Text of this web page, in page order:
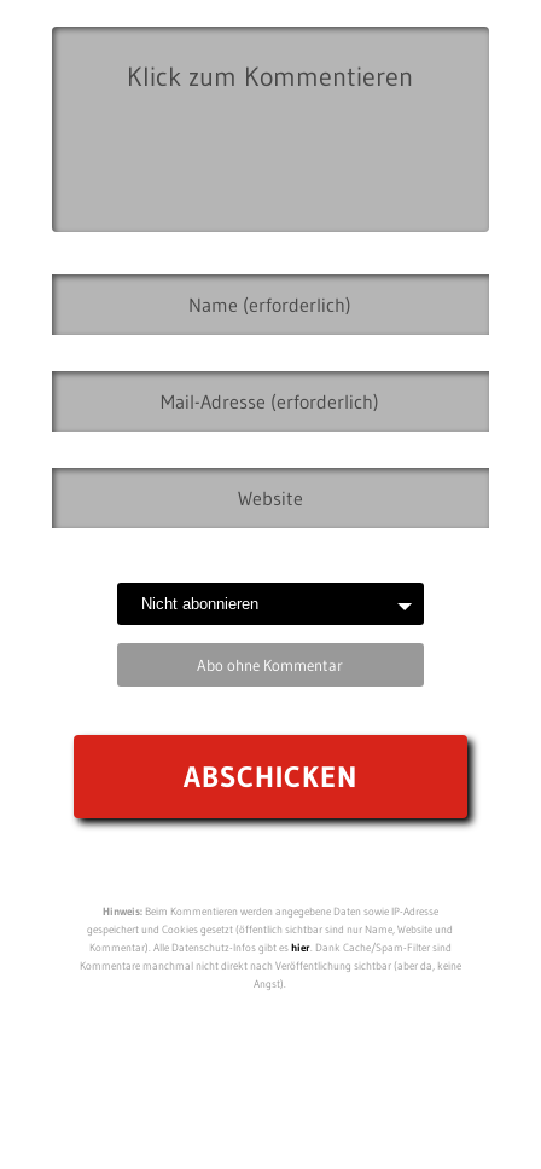
Abo ohne Kommentar
Hinweis:Beim Kommentieren werden angegebene Daten sowie IP-Adresse
gespeichert und Cookies gesetzt (öffentlich sichtbar sind nur Name, Website und
Kommentar). Alle Datenschutz-Infos gibt eshier. Dank Cache/Spam-Filter sind
Kommentare manchmal nicht direkt nach Veröffentlichung sichtbar (aber da, keine
Angst).